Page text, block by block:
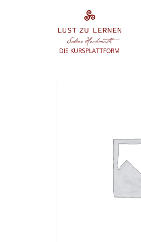
DIE KURSPLATTFORM